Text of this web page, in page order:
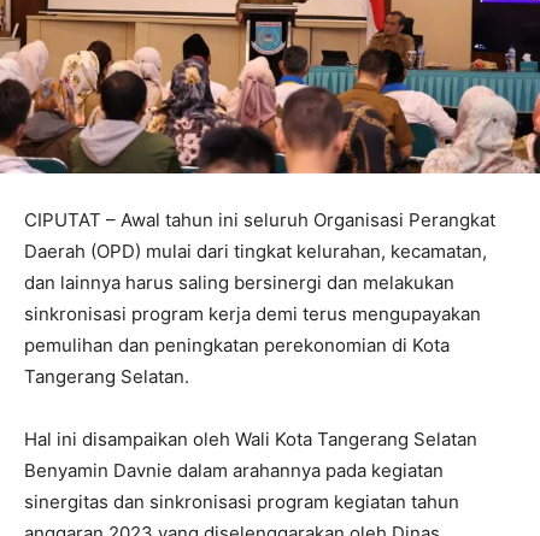
CIPUTAT – Awal tahun ini seluruh Organisasi Perangkat
Daerah (OPD) mulai dari tingkat kelurahan, kecamatan,
dan lainnya harus saling bersinergi dan melakukan
sinkronisasi program kerja demi terus mengupayakan
pemulihan dan peningkatan perekonomian di Kota
Tangerang Selatan.
Hal ini disampaikan oleh Wali Kota Tangerang Selatan
Benyamin Davnie dalam arahannya pada kegiatan
sinergitas dan sinkronisasi program kegiatan tahun